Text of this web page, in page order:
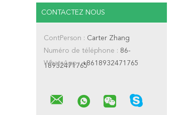
CONTACTEZ NOUS
ContPerson : Carter Zhang
Numéro de téléphone : 86-
18932471765
WhatsApp :+8618932471765